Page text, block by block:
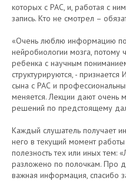
которых с РАС, и, работая с
запись. Кто не смотрел –
«Очень люблю информацию
нейробиологии мозга, потому
ребенка с научным
структурируются, -
сына с РАС и
меняется. Лекции дают очень
решений по предстоящему
Каждый слушатель получает
него в текущий момент работы
полезность тех или иных тем:
разложено по полочкам. Про
важная информация, спасибо